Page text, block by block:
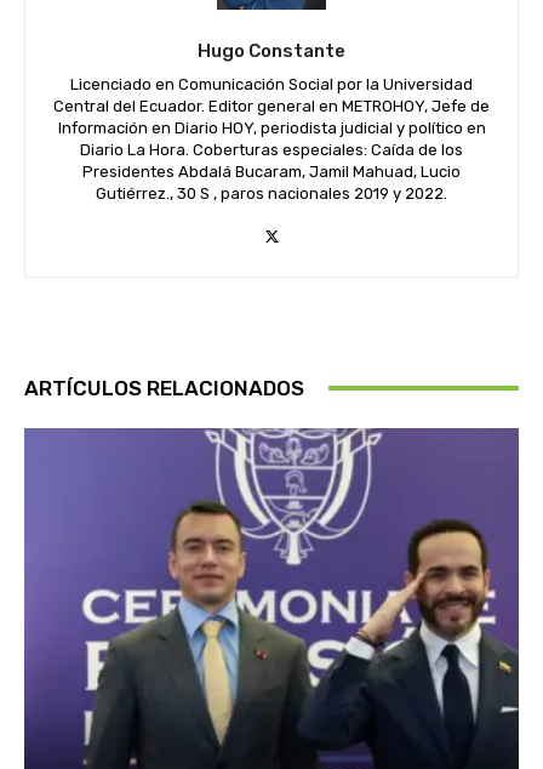
Hugo Constante
Licenciado en Comunicación Social por la Universidad
Central del Ecuador. Editor general en METROHOY, Jefe de
Información en Diario HOY, periodista judicial y político en
Diario La Hora. Coberturas especiales: Caída de los
Presidentes Abdalá Bucaram, Jamil Mahuad, Lucio
Gutiérrez., 30 S , paros nacionales 2019 y 2022.
ARTÍCULOS RELACIONADOS